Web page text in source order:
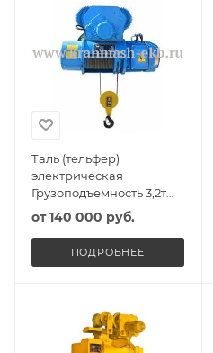
Таль (тельфер)
электрическая
Грузоподъемность 3,2т
Высота подъема 6м
от140 000 руб.
ПОДРОБНЕЕ